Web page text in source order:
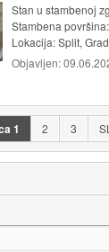
Stan u stambenoj
Stambena
Lokacija:Split, Grad
Objavljen:
1 2 3